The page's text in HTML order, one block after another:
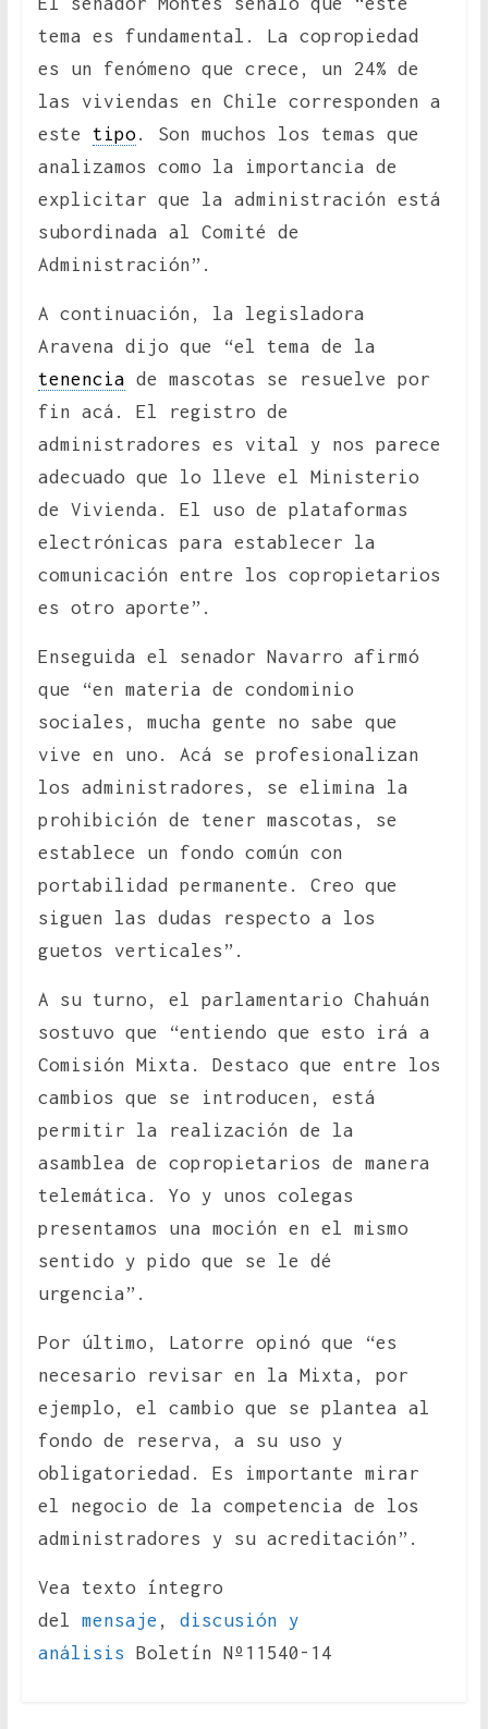
tema es fundamental. La copropiedad
es un fenómeno que crece, un 24% de
las viviendas en Chile corresponden a
este tipo. Son muchos los temas que
analizamos como la importancia de
explicitar que la administración está
subordinada al Comité de
Administración”.
A continuación, la legisladora
Aravena dijo que “el tema de la
tenencia de mascotas se resuelve por
fin acá. El registro de
administradores es vital y nos parece
adecuado que lo lleve el Ministerio
de Vivienda. El uso de plataformas
electrónicas para establecer la
comunicación entre los copropietarios
es otro aporte”.
Enseguida el senador Navarro afirmó
que “en materia de condominio
sociales, mucha gente no sabe que
vive en uno. Acá se profesionalizan
los administradores, se elimina la
prohibición de tener mascotas, se
establece un fondo común con
portabilidad permanente. Creo que
siguen las dudas respecto a los
guetos verticales”.
A su turno, el parlamentario Chahuán
sostuvo que “entiendo que esto irá a
Comisión Mixta. Destaco que entre los
cambios que se introducen, está
permitir la realización de la
asamblea de copropietarios de manera
telemática. Yo y unos colegas
presentamos una moción en el mismo
sentido y pido que se le dé
urgencia”.
Por último, Latorre opinó que “es
necesario revisar en la Mixta, por
ejemplo, el cambio que se plantea al
fondo de reserva, a su uso y
obligatoriedad. Es importante mirar
el negocio de la competencia de los
administradores y su acreditación”.
Vea texto íntegro
del mensaje , discusión y
análisis Boletín Nº11540-14